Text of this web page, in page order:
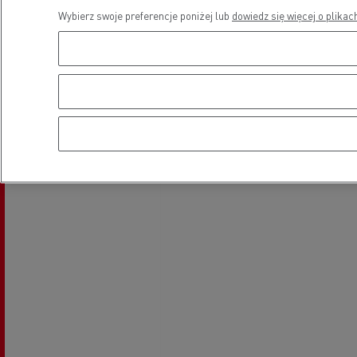
Lokalizacja
Wybierz swoje preferencje poniżej lub dowiedz się więcej o